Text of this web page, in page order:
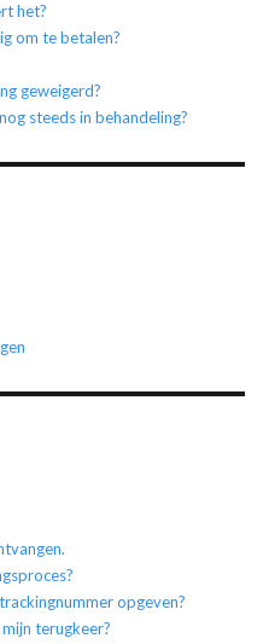
het?
om te betalen?
geweigerd?
steeds in behandeling?
opgeven?
terugkeer?